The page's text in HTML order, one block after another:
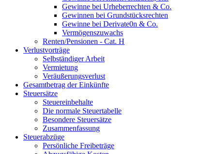
Gewinne bei Urheberrechten & Co.
Gewinnen bei Grundstücksrechten
Gewinne bei Derivate0n & Co.
Vermögenszuwachs
Renten/Pensionen - Cat. H
Verlustvorträge
Selbständiger Arbeit
Vermietung
Veräußerungsverlust
Gesamtbetrag der Einkünfte
Steuersätze
Steuereinbehalte
Die normale Steuertabelle
Besondere Steuersätze
Zusammenfassung
Steuerabzüge
Persönliche Freibeträge